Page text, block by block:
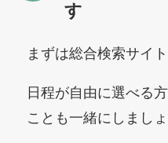
す
まずは総合検索サイ
日程が自由に選べる
ことも一緒にしましょ